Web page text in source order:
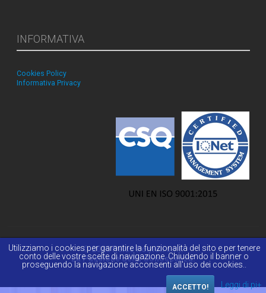
INFORMATIVA
Cookies Policy
Informativa Privacy
© 2026 Reiss Romoli s.r.l.
La Passione della Conoscenza.
Utilizziamo i cookies per garantire la funzionalità del sito e per tenere
conto delle vostre scelte di navigazione. Chiudendo il banner o
proseguendo la navigazione acconsenti all'uso dei cookies..
ACCETTO! Leggi di pi+